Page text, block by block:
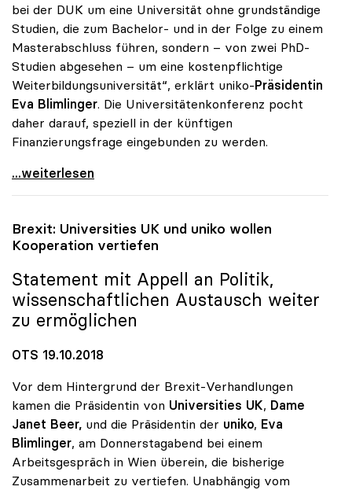
bei der DUK um eine Universität ohne grundständige
Studien, die zum Bachelor- und in der Folge zu einem
Masterabschluss führen, sondern – von zwei PhD-
Studien abgesehen – um eine kostenpflichtige
Weiterbildungsuniversität“, erklärt uniko-Präsidentin
Eva Blimlinger. Die Universitätenkonferenz pocht
daher darauf, speziell in der künftigen
Finanzierungsfrage eingebunden zu werden.
Blimlinger zu Donauuni Krems: „uniko in Ausbau
...weiterlesen
Brexit: Universities UK und uniko wollen
Kooperation vertiefen
Statement mit Appell an Politik,
wissenschaftlichen Austausch weiter
zu ermöglichen
OTS 19.10.2018
Vor dem Hintergrund der Brexit-Verhandlungen
kamen die Präsidentin von Universities UK, Dame
Janet Beer, und die Präsidentin der uniko, Eva
Blimlinger, am Donnerstagabend bei einem
Arbeitsgespräch in Wien überein, die bisherige
Zusammenarbeit zu vertiefen. Unabhängig vom